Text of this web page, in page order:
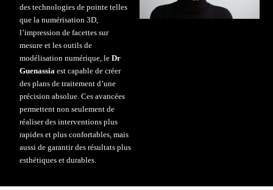
des technologies de pointe telles
que la numérisation 3D,
l’impression defacettes sur
mesure et les outils de
modélisation numérique, leDr
Guenassia est capable de créer
des plans de traitement d’une
précision absolue. Ces avancées
permettent non seulement de
réaliser des interventions plus
rapides et plus confortables, mais
aussi de garantir des résultats plus
esthétiques et durables.